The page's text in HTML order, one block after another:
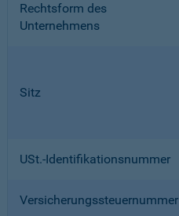
Rechtsform des
Unternehmens
Sitz
USt.-Identifikationsnummer
Versicherungssteuernummer